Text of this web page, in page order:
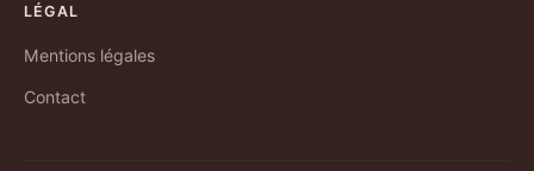
LÉGAL
Mentions légales
Contact